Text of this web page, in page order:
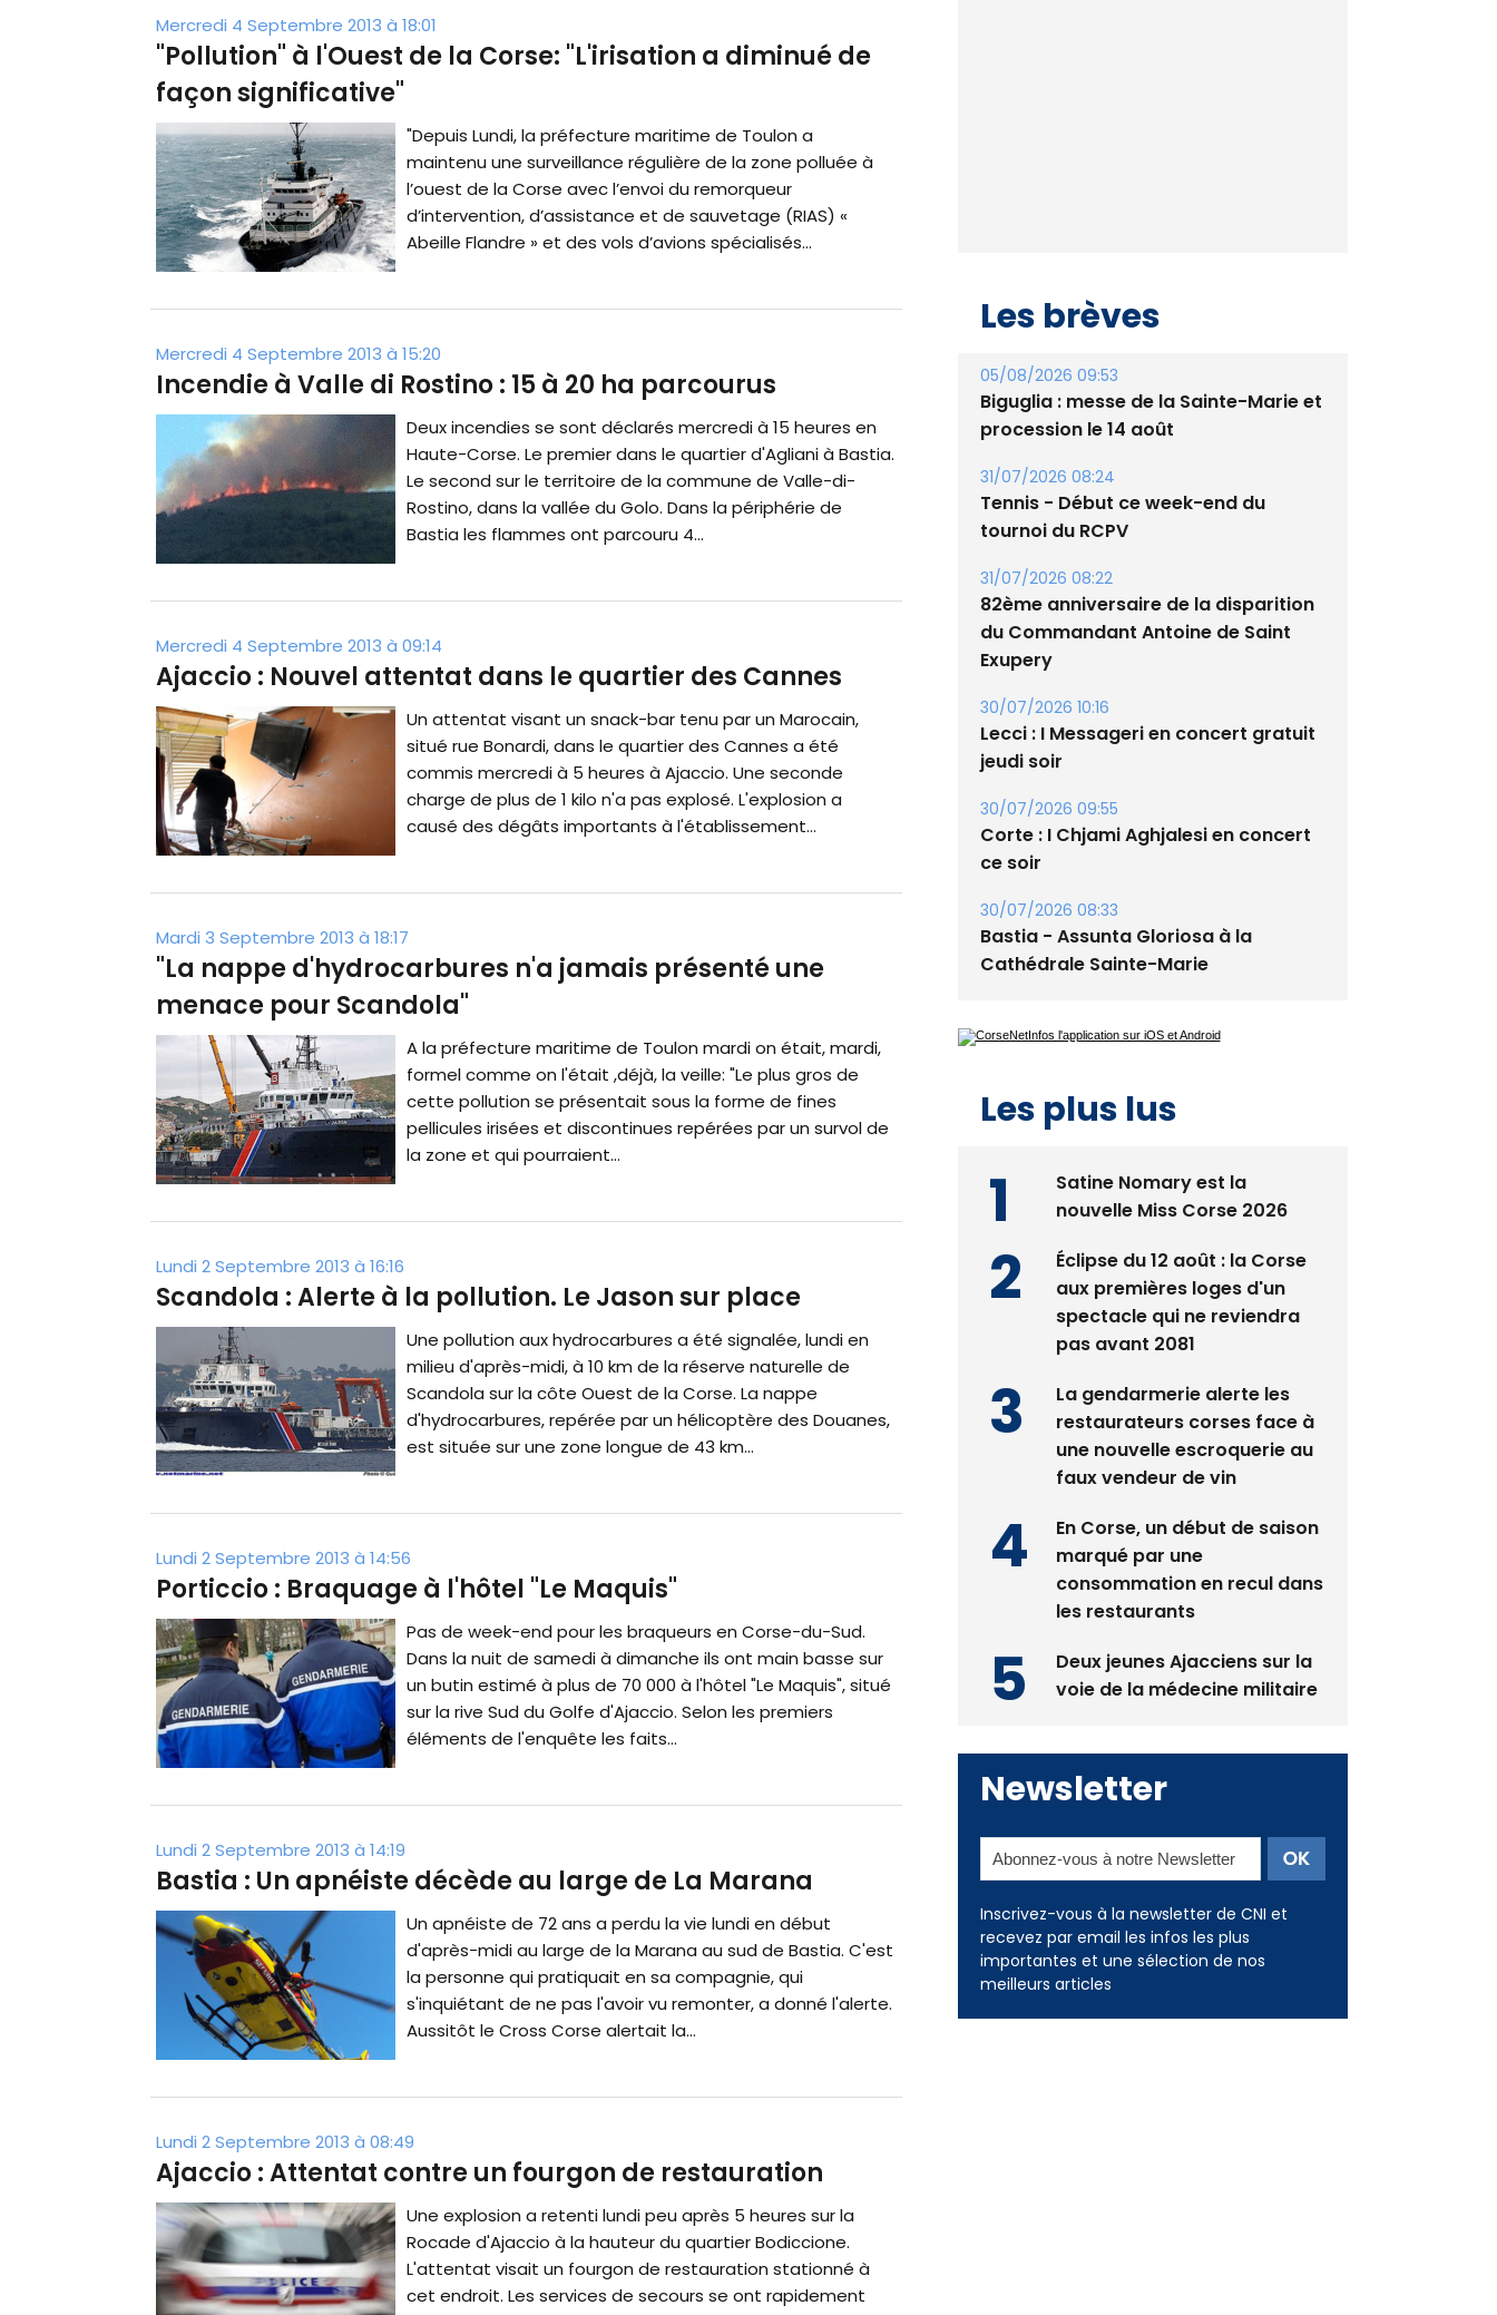
Mercredi 4 Septembre 2013 à 18:01
"Pollution" à l'Ouest de la Corse: "L'irisation a diminué de
façon significative"
"Depuis Lundi, la préfecture maritime de Toulon a
maintenu une surveillance régulière de la zone polluée à
l’ouest de la Corse avec l’envoi du remorqueur
d’intervention, d’assistance et de sauvetage (RIAS) «
Abeille Flandre » et des vols d’avions spécialisés...
Mercredi 4 Septembre 2013 à 15:20
Incendie à Valle di Rostino : 15 à 20 ha parcourus
Deux incendies se sont déclarés mercredi à 15 heures en
Haute-Corse. Le premier dans le quartier d'Agliani à Bastia.
Le second sur le territoire de la commune de Valle-di-
Rostino, dans la vallée du Golo. Dans la périphérie de
Bastia les flammes ont parcouru 4...
Mercredi 4 Septembre 2013 à 09:14
Ajaccio : Nouvel attentat dans le quartier des Cannes
Un attentat visant un snack-bar tenu par un Marocain,
situé rue Bonardi, dans le quartier des Cannes a été
commis mercredi à 5 heures à Ajaccio. Une seconde
charge de plus de 1 kilo n'a pas explosé. L'explosion a
causé des dégâts importants à l'établissement...
Mardi 3 Septembre 2013 à 18:17
"La nappe d'hydrocarbures n'a jamais présenté une
menace pour Scandola"
A la préfecture maritime de Toulon mardi on était, mardi,
formel comme on l'était ,déjà, la veille: "Le plus gros de
cette pollution se présentait sous la forme de fines
pellicules irisées et discontinues repérées par un survol de
la zone et qui pourraient...
Lundi 2 Septembre 2013 à 16:16
Scandola : Alerte à la pollution. Le Jason sur place
Une pollution aux hydrocarbures a été signalée, lundi en
milieu d'après-midi, à 10 km de la réserve naturelle de
Scandola sur la côte Ouest de la Corse. La nappe
d'hydrocarbures, repérée par un hélicoptère des Douanes,
est située sur une zone longue de 43 km...
Lundi 2 Septembre 2013 à 14:56
Porticcio : Braquage à l'hôtel "Le Maquis"
Pas de week-end pour les braqueurs en Corse-du-Sud.
Dans la nuit de samedi à dimanche ils ont main basse sur
un butin estimé à plus de 70 000 à l'hôtel "Le Maquis", situé
sur la rive Sud du Golfe d'Ajaccio. Selon les premiers
éléments de l'enquête les faits...
Lundi 2 Septembre 2013 à 14:19
Bastia : Un apnéiste décède au large de La Marana
Un apnéiste de 72 ans a perdu la vie lundi en début
d'après-midi au large de la Marana au sud de Bastia. C'est
la personne qui pratiquait en sa compagnie, qui
s'inquiétant de ne pas l'avoir vu remonter, a donné l'alerte.
Aussitôt le Cross Corse alertait la...
Lundi 2 Septembre 2013 à 08:49
Ajaccio : Attentat contre un fourgon de restauration
Une explosion a retenti lundi peu après 5 heures sur la
Rocade d'Ajaccio à la hauteur du quartier Bodiccione.
L'attentat visait un fourgon de restauration stationné à
cet endroit. Les services de secours se ont rapidement
Les brèves
05/08/2026 09:53
Biguglia : messe de la Sainte-Marie et
procession le 14 août
31/07/2026 08:24
Tennis - Début ce week-end du
tournoi du RCPV
31/07/2026 08:22
82ème anniversaire de la disparition
du Commandant Antoine de Saint
Exupery
30/07/2026 10:16
Lecci : I Messageri en concert gratuit
jeudi soir
30/07/2026 09:55
Corte : I Chjami Aghjalesi en concert
ce soir
30/07/2026 08:33
Bastia - Assunta Gloriosa à la
Cathédrale Sainte-Marie
Les plus lus
Satine Nomary est la
nouvelle Miss Corse 2026
Éclipse du 12 août : la Corse
aux premières loges d'un
spectacle qui ne reviendra
pas avant 2081
La gendarmerie alerte les
restaurateurs corses face à
une nouvelle escroquerie au
faux vendeur de vin
En Corse, un début de saison
marqué par une
consommation en recul dans
les restaurants
Deux jeunes Ajacciens sur la
voie de la médecine militaire
Newsletter
Inscrivez-vous à la newsletter de CNI et
recevez par email les infos les plus
importantes et une sélection de nos
meilleurs articles